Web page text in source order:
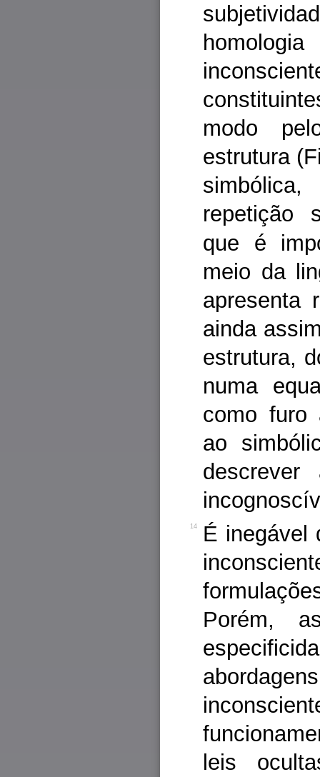
modo
estrutura
repetição
que é
meio da
apresenta
ainda
estrutura,
numa
como furo
ao
14
É inegável
Porém,
leis